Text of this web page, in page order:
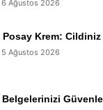
6 Ağustos 2026
Posay Krem:
5 Ağustos 2026
Belgelerinizi